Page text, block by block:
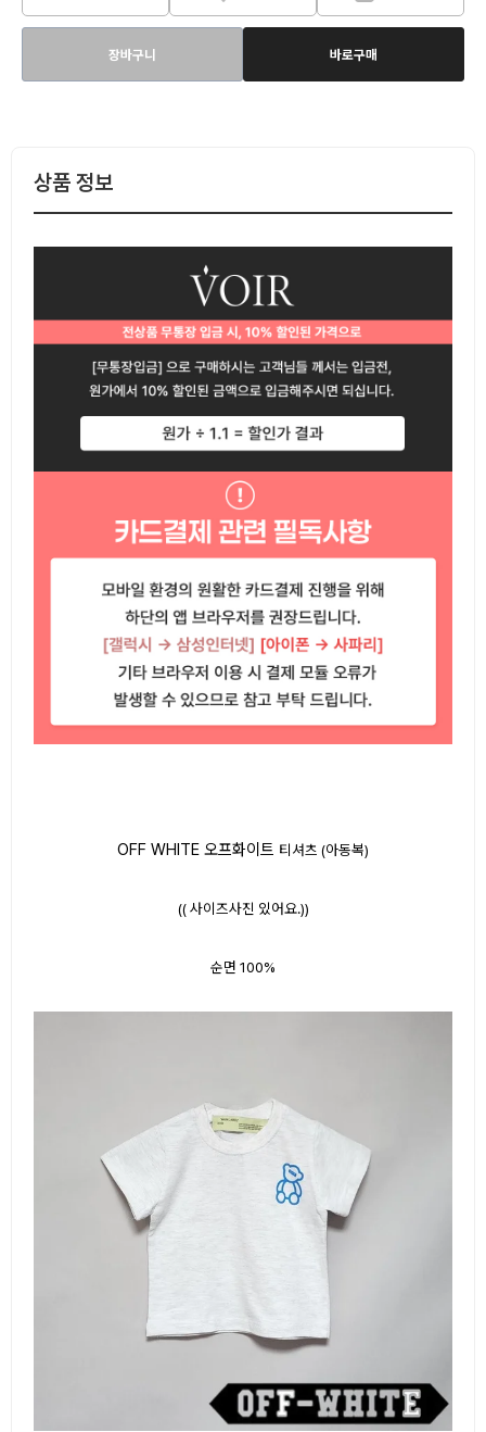
장바구니 바로구매
상품 정보
OFF WHITE 오프화이트 티셔츠 (아동복)
(( 사이즈사진 있어요.))
순면 100%